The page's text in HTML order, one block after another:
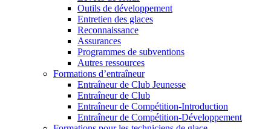
Outils de développement
Entretien des glaces
Reconnaissance
Assurances
Programmes de subventions
Autres ressources
Formations d’entraîneur
Entraîneur de Club Jeunesse
Entraîneur de Club
Entraîneur de Compétition-Introduction
Entraîneur de Compétition-Développement